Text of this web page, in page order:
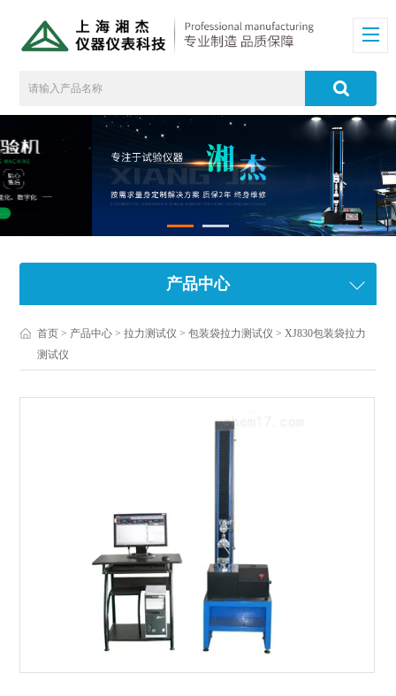
产品中心
首页 > 产品中心 >拉力测试仪 >包装袋拉力测试仪 > XJ830包装袋拉力
测试仪